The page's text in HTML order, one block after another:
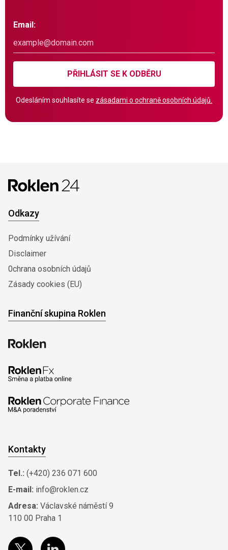
Email:
PŘIHLÁSIT SE K ODBĚRU
Odesláním souhlasíte se zásadami o ochraně osobních údajů.
Odkazy
Podmínky užívání
Disclaimer
0chrana osobních údajů
Zásady cookies (EU)
Finanční skupina Roklen
Kontakty
Tel.: (+420) 236 071 600
E-mail: info@roklen.cz
Adresa: Václavské náměstí 9
110 00 Praha 1